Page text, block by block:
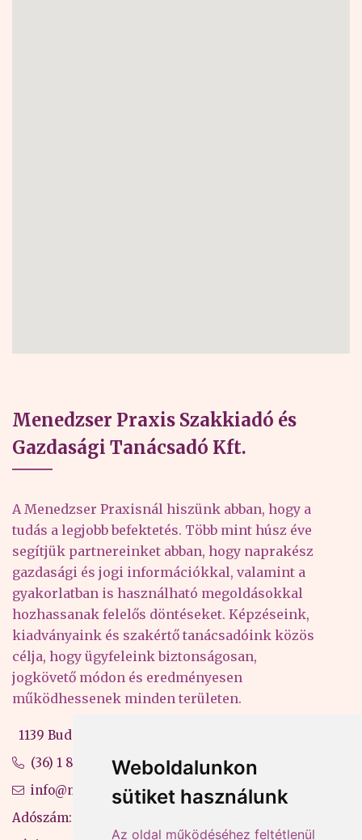
Weboldalunkon
sütiket használunk
Az oldal működéséhez feltétlenül
Menedzser Praxis Szakkiadó és
Gazdasági Tanácsadó Kft.
A Menedzser Praxisnál hiszünk abban, hogy a
tudás a legjobb befektetés. Több mint húsz éve
segítjük partnereinket abban, hogy naprakész
gazdasági és jogi információkkal, valamint a
gyakorlatban is használható megoldásokkal
hozhassanak felelős döntéseket. Képzéseink,
kiadványaink és szakértő tanácsadóink közös
célja, hogy ügyfeleink biztonságosan,
jogkövető módon és eredményesen
működhessenek minden területen.
1139 Budapest, Váci út 99-105. 4. em.
(36) 1 880 76 00
info@mprx.hu
Adószám: 13598145-2-41